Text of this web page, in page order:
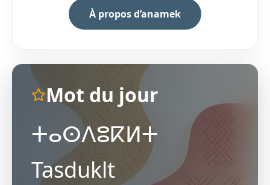
À propos d’anamek
Mot du jour
ⵜⴰⵙⴷⵓⴽⵍⵜ
Tasduklt